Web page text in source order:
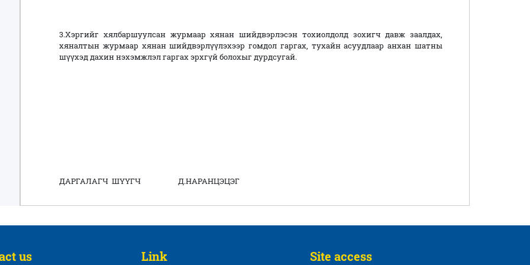
3.Хэргийг хялбаршуулсан журмаар хянан шийдвэрлэсэн тохиолдолд зохигч давж заалдах,
хяналтын журмаар хянан шийдвэрлүүлэхээр гомдол гаргах, тухайн асуудлаар анхан шатны
шүүхэд дахин нэхэмжлэл гаргах эрхгүй болохыг дурдсугай.
ДАРГАЛАГЧ ШҮҮГЧ Д.НАРАНЦЭЦЭГ
us Link Site access